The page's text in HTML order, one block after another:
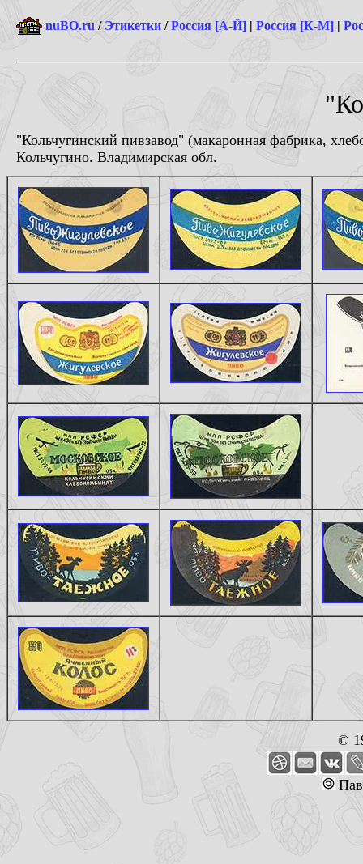
nuBO.ru /Этикетки /Россия [А-Й] | Россия [К-М] |
"Кольчугинский пивзавод" (макаронная фабрика,
Кольчугино. Владимирская обл.
©